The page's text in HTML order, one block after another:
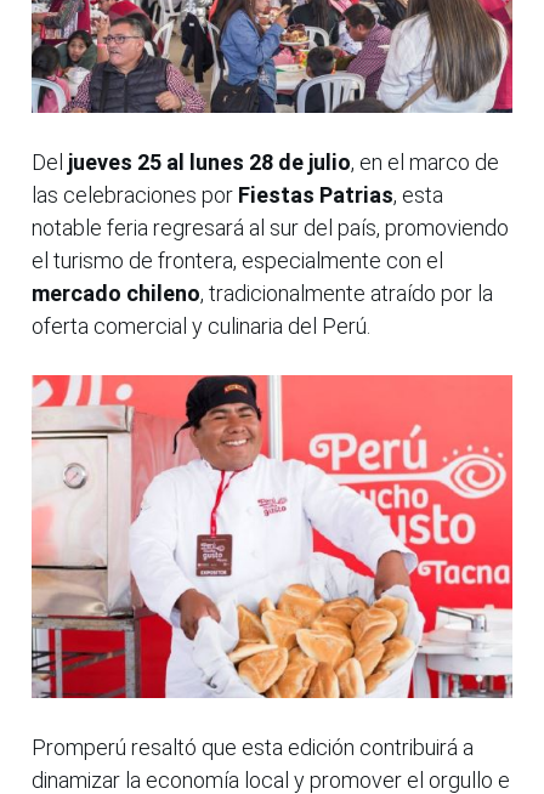
Del jueves 25 al lunes 28 de julio, en el marco de
las celebraciones por Fiestas Patrias, esta
notable feria regresará al sur del país, promoviendo
el turismo de frontera, especialmente con el
mercado chileno, tradicionalmente atraído por la
oferta comercial y culinaria del Perú.
Promperú resaltó que esta edición contribuirá a
dinamizar la economía local y promover el orgullo e